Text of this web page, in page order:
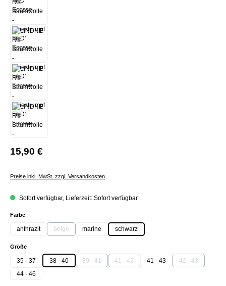
15,90 €
Preise inkl. MwSt. zzgl. Versandkosten
Sofort verfügbar, Lieferzeit: Sofort verfügbar
Farbeauswählen
anthrazit beige
(Diese Option ist zurzeit nicht verfügbar.)
marine schwarz
Größeauswählen
35 - 37 38 - 40 39 - 41
(Diese Option ist zurzeit nicht verfügbar.)
41 - 42
(Diese Option ist zurzeit nicht verfügbar.)
41 - 43 42 - 43
(Diese Option
44 - 46